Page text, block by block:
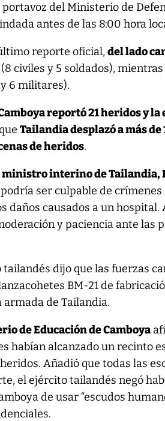
portavoz del Ministerio de
antes de las 8:00 hora
reporte oficial,del lado
(8 civiles y 5 soldados),
y 6 militares).
reportó 21 heridos y
Tailandia desplazó a más
de heridos.
interino de Tailandia,
ser culpable de
daños causados a un
y paciencia ante las
tailandés dijo que las fuerzas
BM-21 de
armada de Tailandia.
de Educación de Camboya
habían alcanzado un recinto
Añadió que todas las
el ejército tailandés negó
de usar “escudos